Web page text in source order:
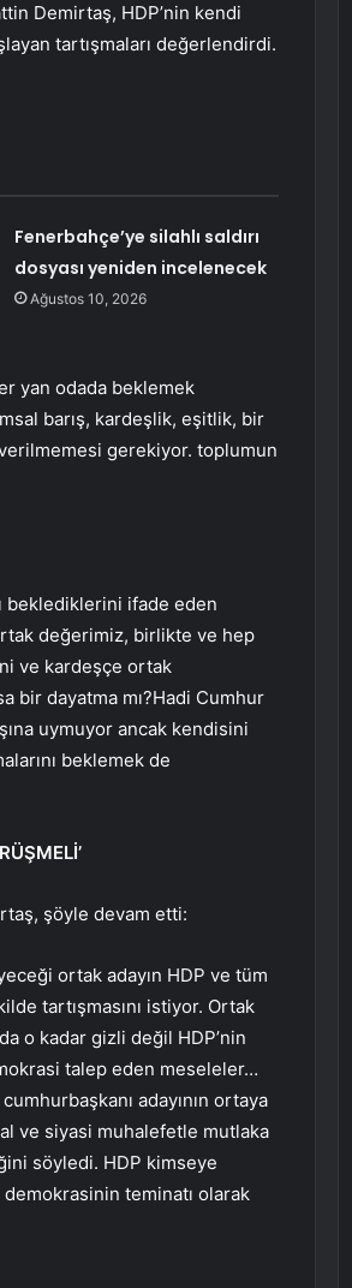
Demirtaş, HDP’nin kendi
tartışmaları değerlendirdi.
Fenerbahçe’ye silahlı saldırı
dosyası yeniden incelenecek
Ağustos 10, 2026
yan odada beklemek
barış, kardeşlik, eşitlik, bir
verilmemesi gerekiyor. toplumun
beklediklerini ifade eden
değerimiz, birlikte ve hep
ve kardeşçe ortak
bir dayatma mı?Hadi Cumhur
uymuyor ancak kendisini
beklemek de
şöyle devam etti:
ortak adayın HDP ve tüm
tartışmasını istiyor. Ortak
o kadar gizli değil HDP’nin
talep eden meseleler…
adayının ortaya
ve siyasi muhalefetle mutlaka
söyledi. HDP kimseye
demokrasinin teminatı olarak